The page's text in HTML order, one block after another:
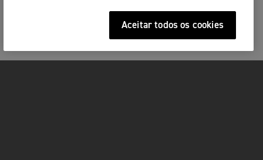
Aceitar todos os cookies